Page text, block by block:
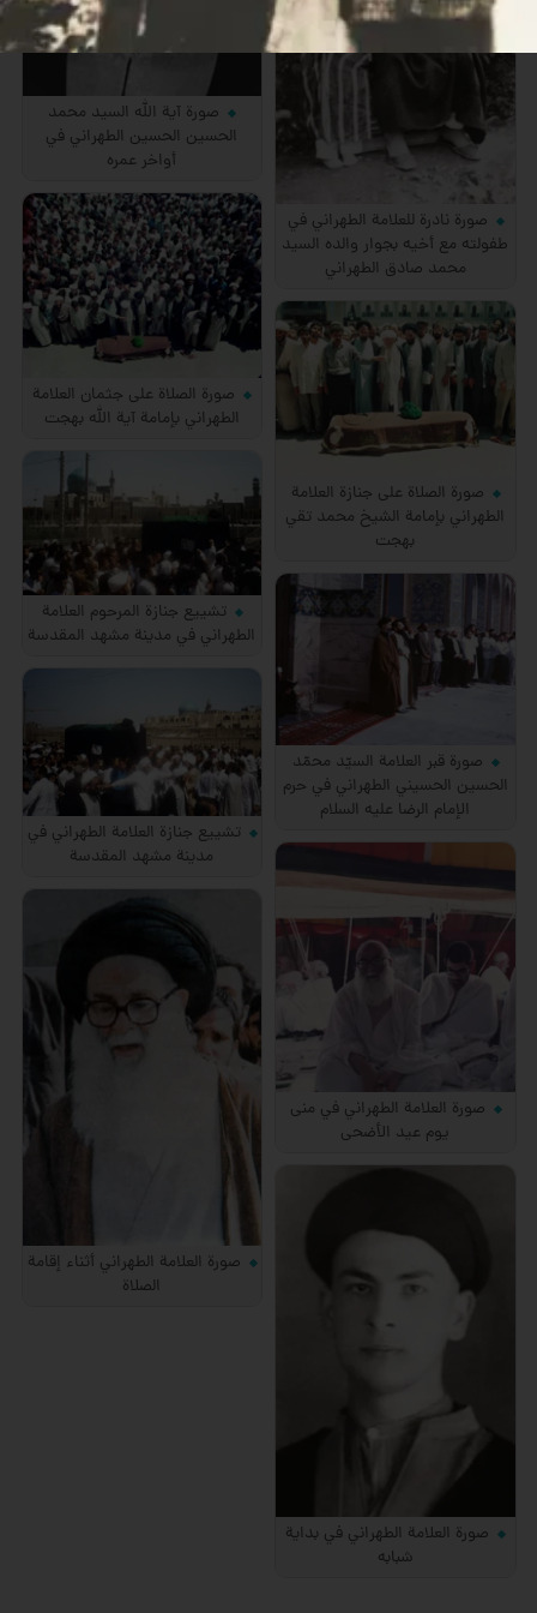
صورة آية الله السيد محمد
الحسين الحسين الطهراني في
أواخر عمره
صورة نادرة للعلامة الطهراني في
طفولته مع أخيه بجوار والده السيد
محمد صادق الطهراني
صورة الصلاة على جثمان العلامة
الطهراني بإمامة آية الله بهجت
صورة الصلاة على جنازة العلامة
الطهراني بإمامة الشيخ محمد تقي
بهجت
تشييع جنازة المرحوم العلامة
الطهراني في مدينة مشهد المقدسة
صورة قبر العلامة السيّد محمّد
الحسين الحسيني الطهراني في حرم
الإمام الرضا عليه السلام
تشييع جنازة العلامة الطهراني في
مدينة مشهد المقدسة
صورة العلامة الطهراني في منى
يوم عيد الأضحى
صورة العلامة الطهراني أثناء إقامة
الصلاة
صورة العلامة الطهراني في بداية
شبابه